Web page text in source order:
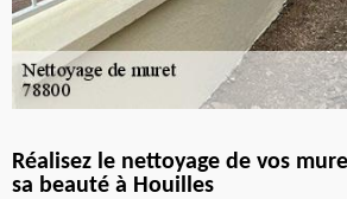
Réalisez le nettoyage de vos
sa beauté à Houilles